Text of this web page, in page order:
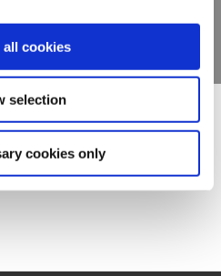
all cookies
selection
cookies only
Folgendes